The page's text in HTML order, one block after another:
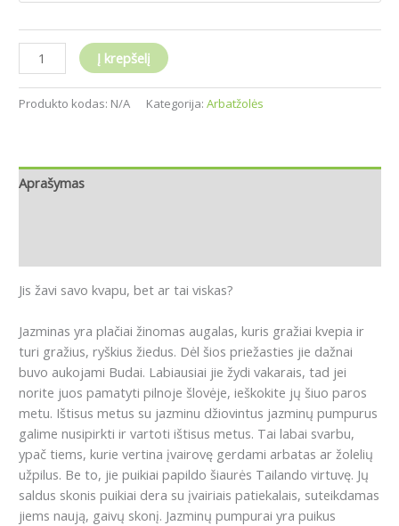
Į krepšelį
Produkto kodas: N/A Kategorija: Arbatžolės
Aprašymas
Jis žavi savo kvapu, bet ar tai viskas?
Jazminas yra plačiai žinomas augalas, kuris gražiai kvepia ir
turi gražius, ryškius žiedus. Dėl šios priežasties jie dažnai
buvo aukojami Budai. Labiausiai jie žydi vakarais, tad jei
norite juos pamatyti pilnoje šlovėje, ieškokite jų šiuo paros
metu. Ištisus metus su jazminu džiovintus jazminų pumpurus
galime nusipirkti ir vartoti ištisus metus. Tai labai svarbu,
ypač tiems, kurie vertina įvairovę gerdami arbatas ar žolelių
užpilus. Be to, jie puikiai papildo šiaurės Tailando virtuvę. Jų
saldus skonis puikiai dera su įvairiais patiekalais, suteikdamas
jiems naują, gaivų skonį. Jazminų pumpurai yra puikus